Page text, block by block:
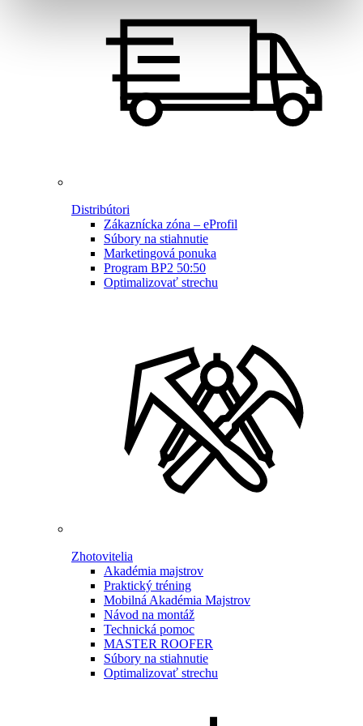
Distribútori
Zákaznícka zóna – eProfil
Súbory na stiahnutie
Marketingová ponuka
Program BP2 50:50
Optimalizovať strechu
Zhotovitelia
Akadémia majstrov
Praktický tréning
Mobilná Akadémia Majstrov
Návod na montáž
Technická pomoc
MASTER ROOFER
Súbory na stiahnutie
Optimalizovať strechu